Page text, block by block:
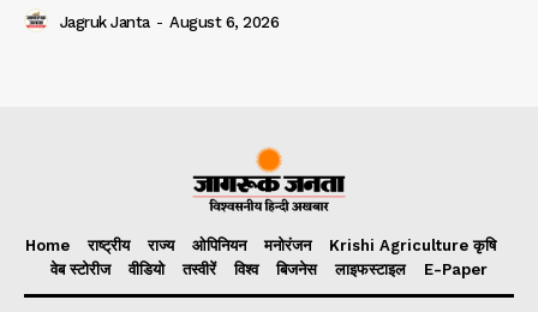
Jagruk Janta - August 6, 2026
Home राष्ट्रीय राज्य ओपिनियन मनोरंजन
Krishi Agriculture कृषि
वेब स्टोरीज
वीडियो तस्वीरें विश्व बिजनेस लाइफस्टाइल E-Paper